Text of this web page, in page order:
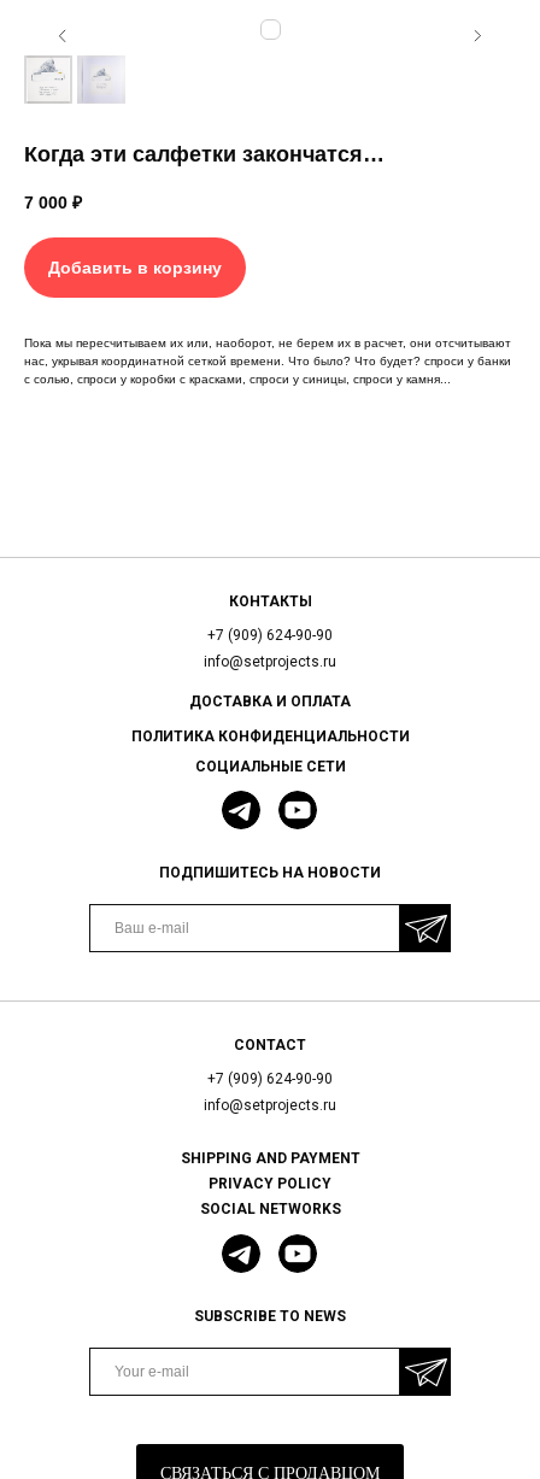
Когда эти салфетки закончатся…
7 000 ₽
Добавить в корзину
Пока мы пересчитываем их или, наоборот, не берем их в расчет, они отсчитывают
нас, укрывая координатной сеткой времени. Что было? Что будет? спроси у банки
с солью, спроси у коробки с красками, спроси у синицы, спроси у камня...
КОНТАКТЫ
+7 (909) 624-90-90
info@setprojects.ru
СОЦИАЛЬНЫЕ СЕТИ
ПОДПИШИТЕСЬ НА НОВОСТИ
ДОСТАВКА И ОПЛАТА
ПОЛИТИКА КОНФИДЕНЦИАЛЬНОСТИ
CONTACT
+7 (909) 624-90-90
info@setprojects.ru
SOCIAL NETWORKS
SUBSCRIBE TO NEWS
SHIPPING AND PAYMENT
PRIVACY POLICY
СВЯЗАТЬСЯ С ПРОДАВЦОМ